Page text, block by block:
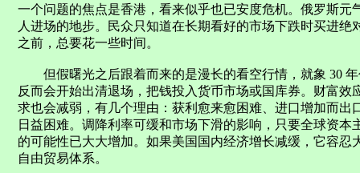
一个问题的焦点是香港，看来似乎也已安度危机。俄罗斯
人进场的地步。民众只知道在长期看好的市场下跌时买进
之前，总要花一些时间。
但假曙光之后跟着而来的是漫长的看空行情，就象 30 年
反而会开始出清退场，把钱投入货币市场或国库券。财富
求也会减弱，有几个理由：获利愈来愈困难、进口增加而
日益困难。调降利率可缓和市场下滑的影响，只要全球资
的可能性已大大增加。如果美国国内经济增长减缓，它容
自由贸易体系。